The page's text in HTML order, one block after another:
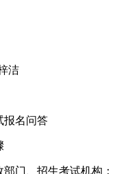
洁
报名问答
门、招生考试机构：